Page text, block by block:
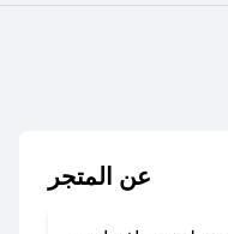
عن المتجر